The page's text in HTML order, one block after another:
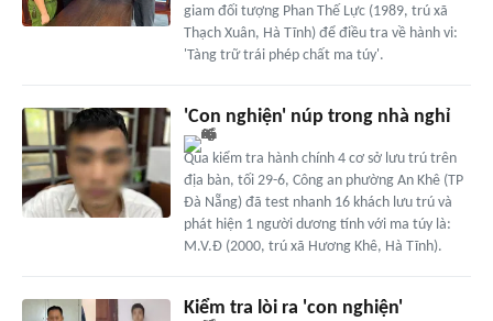
giam đối tượng Phan Thế Lực (1989, trú xã
Thạch Xuân, Hà Tĩnh) để điều tra về hành vi:
'Tàng trữ trái phép chất ma túy'.
'Con nghiện' núp trong nhà nghỉ
Qua kiểm tra hành chính 4 cơ sở lưu trú trên
địa bàn, tối 29-6, Công an phường An Khê (TP
Đà Nẵng) đã test nhanh 16 khách lưu trú và
phát hiện 1 người dương tính với ma túy là:
M.V.Đ (2000, trú xã Hương Khê, Hà Tĩnh).
Kiểm tra lòi ra 'con nghiện'